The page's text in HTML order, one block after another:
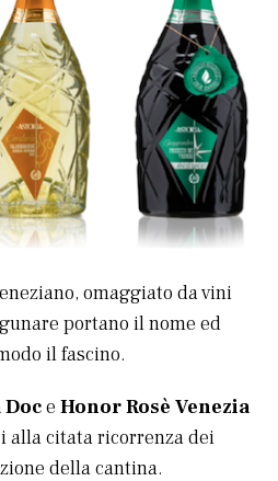
omaggiato da vini
portano il nome ed
il fascino.
e Honor Rosè Venezia
alla citata ricorrenza dei
della cantina.